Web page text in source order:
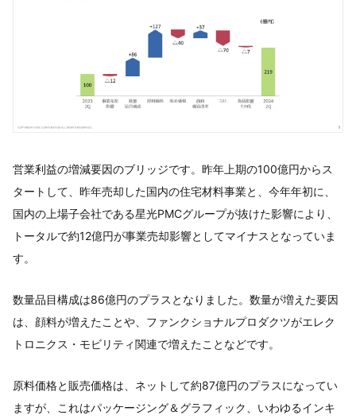
営業利益の増減要因のブリッジです。昨年上期の100億円からス
タートして、昨年売却した国内の住宅材料事業と、今年年初に、
国内の上場子会社である星光PMCグループが抜けた影響により、
トータルで約12億円が事業売却影響としてマイナスとなっていま
す。
数量品目構成は86億円のプラスとなりました。数量が増えた要因
は、顔料が増えたことや、ファンクショナルプロダクツがエレク
トロニクス・モビリティ関連で増えたことなどです。
原料価格と販売価格は、ネットして約87億円のプラスになってい
ますが、これはパッケージング＆グラフィック、いわゆるインキ